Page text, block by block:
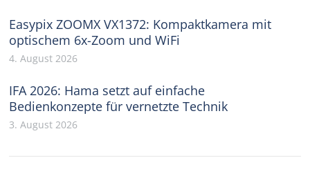
Easypix ZOOMX VX1372: Kompaktkamera mit
optischem 6x-Zoom und WiFi
4. August 2026
IFA 2026: Hama setzt auf einfache
Bedienkonzepte für vernetzte Technik
3. August 2026